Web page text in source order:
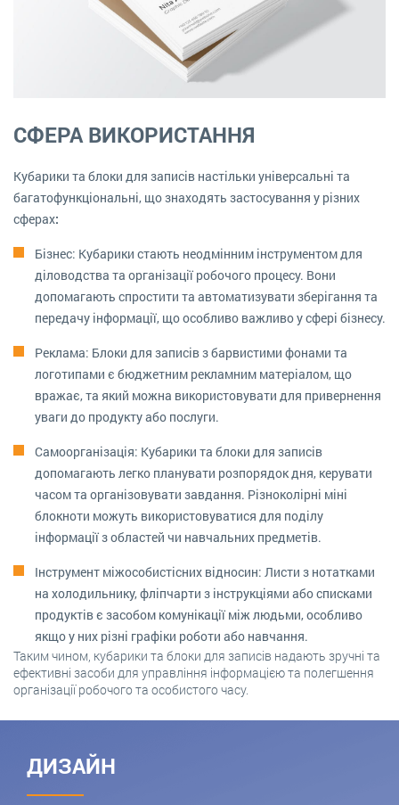
СФЕРА ВИКОРИСТАННЯ
Кубарики та блоки для записів настільки універсальні та
багатофункціональні, що знаходять застосування у різних
сферах​:
Бізнес: Кубарики стають неодмінним інструментом для
діловодства та організації робочого процесу. Вони
допомагають спростити та автоматизувати зберігання та
передачу інформації, що особливо важливо у сфері бізнесу.
Реклама: Блоки для записів з барвистими фонами та
логотипами є бюджетним рекламним матеріалом, що
вражає, та який можна використовувати для привернення
уваги до продукту або послуги.
Самоорганізація: Кубарики та блоки для записів
допомагають легко планувати розпорядок дня, керувати
часом та організовувати завдання. Різноколірні міні
блокноти можуть використовуватися для поділу
інформації з областей чи навчальних предметів.
Інструмент міжособистісних відносин: Листи з нотатками
на холодильнику, фліпчарти з інструкціями або списками
продуктів є засобом комунікації між людьми, особливо
якщо у них різні графіки роботи або навчання.
Таким чином, кубарики та блоки для записів надають зручні та
ефективні засоби для управління інформацією та полегшення
організації робочого та особистого часу.
ДИЗАЙН